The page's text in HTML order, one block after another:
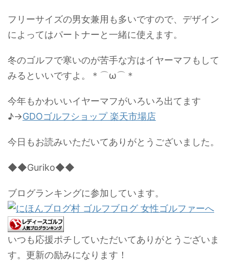
フリーサイズの男女兼用も多いですので、デザイン
によってはパートナーと一緒に使えます。
冬のゴルフで寒いのが苦手な方はイヤーマフもして
みるといいですよ。＊⌒ω⌒＊
今年もかわいいイヤーマフがいろいろ出てます
♪→GDOゴルフショップ 楽天市場店
今日もお読みいただいてありがとうございました。
◆◆Guriko◆◆
ブログランキングに参加しています。
いつも応援ポチしていただいてありがとうございま
す。更新の励みになります！